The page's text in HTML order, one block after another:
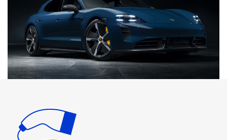
pourra jamais se recharger plus rapidement que cela sur
les stations de recharge AC. Nous recommandons donc
des produits dont la vitesse de charge est égale à la
vitesse de charge maximale de votre véhicule. Veuillez
noter que la recharge plus rapide n'est possible qu'avec
des véhicules dotés d'un chargeur embarqué capable de
charger plus rapidement. Chez Soolutions, nous proposons
16A = 3,7 kW, 1 phase 32A = 7,4 kW, 3 phases 16A = 11 kW et 3
phases 32A = 22 kW. Nous proposons également des câbles